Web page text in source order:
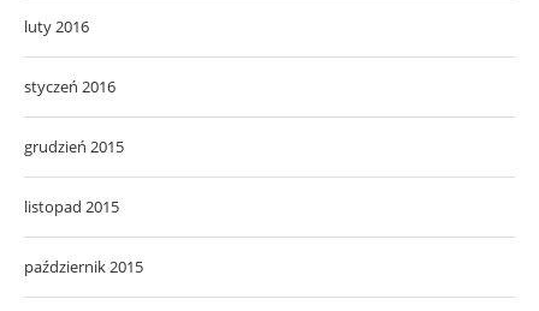
luty 2016
styczeń 2016
grudzień 2015
listopad 2015
październik 2015